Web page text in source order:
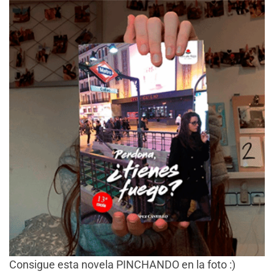
Consigue esta novela PINCHANDO en la foto :)